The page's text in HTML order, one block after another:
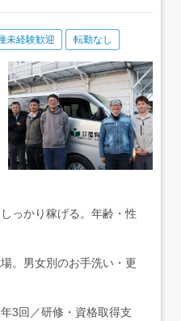
未経験歓迎 転勤なし
っかり稼げる。年齢・性
。男女別のお手洗い・更
3回／研修・資格取得支